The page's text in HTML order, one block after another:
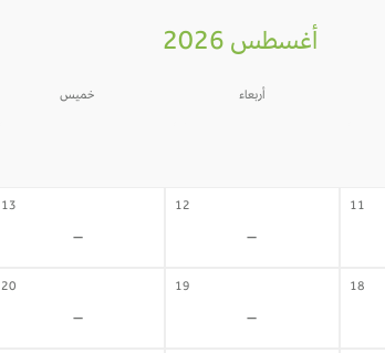
أغسطس 2026
أربعاء خميس
11
12
-
13
-
18
19
-
20
-